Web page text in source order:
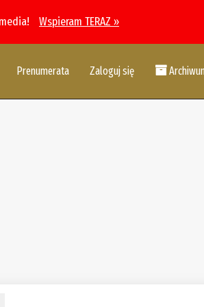
Wspieram TERAZ »
Prenumerata Zaloguj się